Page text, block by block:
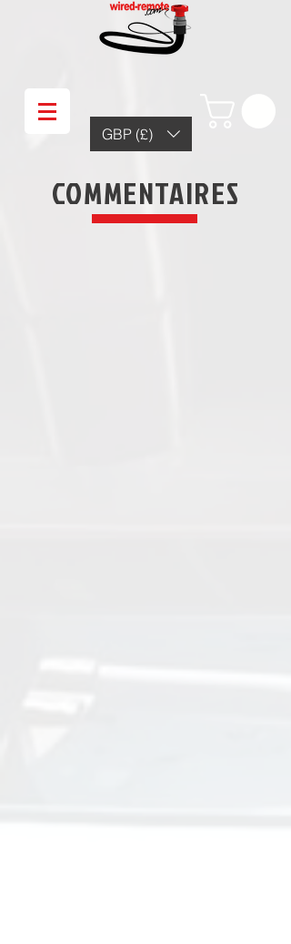
GBP (£)
COMMENTAIRES